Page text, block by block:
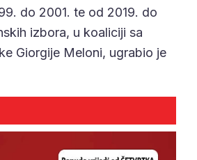
do 2001. te od 2019. do
izbora, u koaliciji sa
Giorgije Meloni, ugrabio je